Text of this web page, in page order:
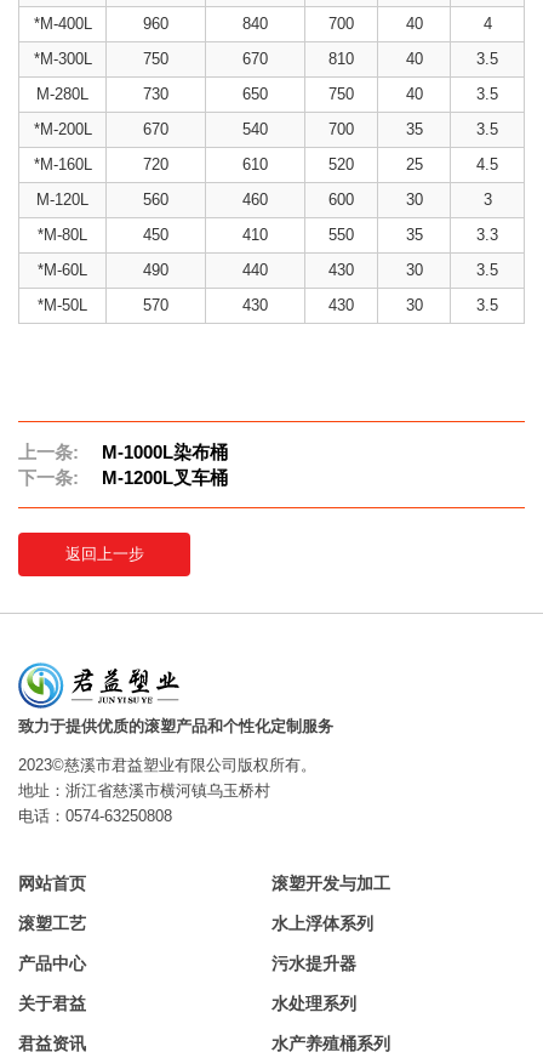
*M-400L
960 840 700 40
4
*M-300L
750 670 810 40
3.5
M-280L
730 650 750 40
3.5
*M-200L
670 540 700 35
3.5
*M-160L
720 610 520 25
4.5
M-120L
560 460 600 30
3
*M-80L
450 410 550 35
3.3
*M-60L
490 440 430 30
3.5
*M-50L
570 430 430 30 3.5
上一条:
M-1000L染布桶
下一条:
M-1200L叉车桶
返回上一步
致力于提供优质的滚塑产品和个性化定制服务
2023©慈溪市君益塑业有限公司版权所有。
地址：浙江省慈溪市横河镇乌玉桥村
电话：0574-63250808
网站首页
滚塑工艺
产品中心
关于君益
君益资讯
滚塑开发与加工
水上浮体系列
污水提升器
水处理系列
水产养殖桶系列